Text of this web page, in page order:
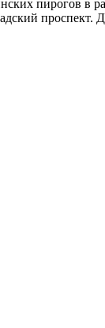
пирогов
проспект.